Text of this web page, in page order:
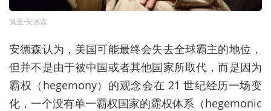
佩里·安德森
安德森认为，美国可能最终会失去全球霸主的地位，
但并不是由于被中国或者其他国家所取代，而是因为
霸权（hegemony）的观念会在 21 世纪经历一场变
化，一个没有单一霸权国家的霸权体系（hegemonic